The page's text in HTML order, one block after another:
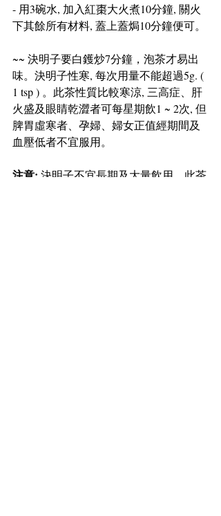
- 用3碗水, 加入紅棗大火煮10分鐘, 關火
下其餘所有材料, 蓋上蓋焗10分鐘便可。
~~ 決明子要白鑊炒7分鐘，泡茶才易出
味。決明子性寒, 每次用量不能超過5g. (
1 tsp ) 。此茶性質比較寒涼, 三高症、肝
火盛及眼睛乾澀者可每星期飲1 ~ 2次, 但
脾胃虛寒者、孕婦、婦女正值經期間及
血壓低者不宜服用。
注意: 決明子不宜長期及大量飲用。此茶